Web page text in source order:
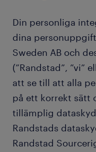
Din personliga
dina
Sweden AB och
(”Randstad”, ”vi”
att se till att alla
på ett korrekt sätt
tillämplig
Randstads
Randstad